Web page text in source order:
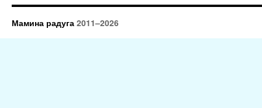
Мамина радуга 2011–2026